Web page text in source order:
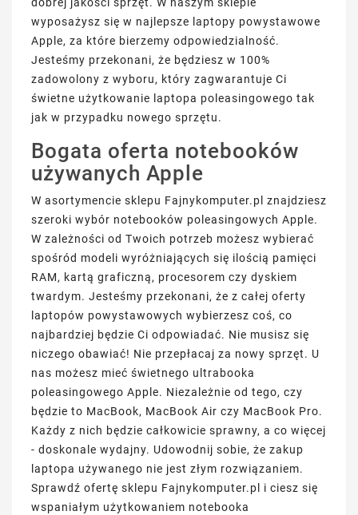
wyposażysz się w najlepsze laptopy powystawowe
Apple, za które bierzemy odpowiedzialność.
Jesteśmy przekonani, że będziesz w 100%
zadowolony z wyboru, który zagwarantuje Ci
świetne użytkowanie laptopa poleasingowego tak
jak w przypadku nowego sprzętu.
Bogata oferta notebooków
używanych Apple
W asortymencie sklepu Fajnykomputer.pl znajdziesz
szeroki wybór notebooków poleasingowych Apple.
W zależności od Twoich potrzeb możesz wybierać
spośród modeli wyróżniających się ilością pamięci
RAM, kartą graficzną, procesorem czy dyskiem
twardym. Jesteśmy przekonani, że z całej oferty
laptopów powystawowych wybierzesz coś, co
najbardziej będzie Ci odpowiadać. Nie musisz się
niczego obawiać! Nie przepłacaj za nowy sprzęt. U
nas możesz mieć świetnego ultrabooka
poleasingowego Apple. Niezależnie od tego, czy
będzie to MacBook, MacBook Air czy MacBook Pro.
Każdy z nich będzie całkowicie sprawny, a co więcej
- doskonale wydajny. Udowodnij sobie, że zakup
laptopa używanego nie jest złym rozwiązaniem.
Sprawdź ofertę sklepu Fajnykomputer.pl i ciesz się
wspaniałym użytkowaniem notebooka